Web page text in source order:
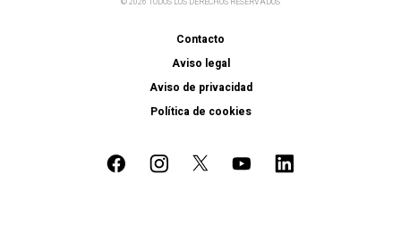
Contacto
Aviso legal
Aviso de privacidad
Política de cookies